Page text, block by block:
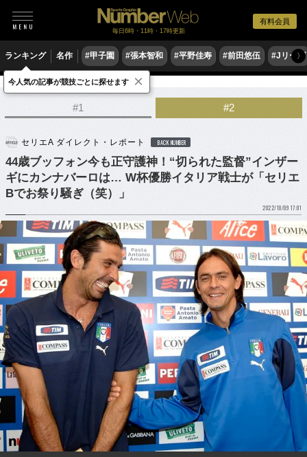
有料会員
毎日6時・11時・17時更新
ランキング 名作 #甲子園 #張本智和 #平野佳寿 #前田悠伍 #Jリーグ
〉
サッカー 海外サッカー セリエA
#1 #2
セリエA ダイレクト・レポート BACK NUMBER
44歳ブッフォン今も正守護神！“切られた監督”インザー
ギにカンナバーロは… W杯優勝イタリア戦士が「セリエ
Bでお祭り騒ぎ（笑）」
2022/10/09 17:01
今人気の記事が競技ごとに探せます ×